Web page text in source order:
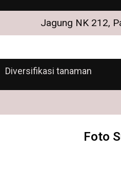
Jagung NK 212,
Diversifikasi tanaman
Foto